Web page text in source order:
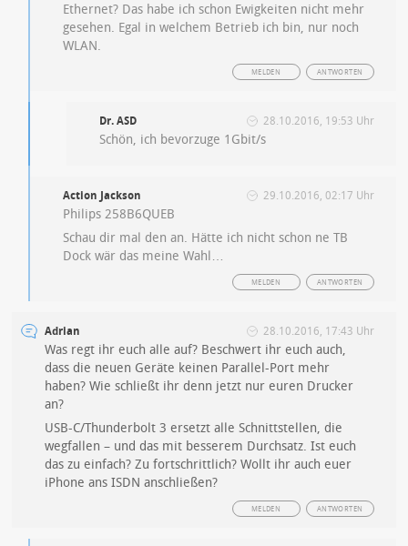
Ethernet? Das habe ich schon Ewigkeiten nicht mehr
gesehen. Egal in welchem Betrieb ich bin, nur noch
WLAN.
ANTWORTEN
MELDEN
Dr. ASD 28.10.2016, 19:53 Uhr
Schön, ich bevorzuge 1Gbit/s
Action Jackson 29.10.2016, 02:17 Uhr
Philips 258B6QUEB
Schau dir mal den an. Hätte ich nicht schon ne TB
Dock wär das meine Wahl…
ANTWORTEN
MELDEN
Adrian 28.10.2016, 17:43 Uhr
Was regt ihr euch alle auf? Beschwert ihr euch auch,
dass die neuen Geräte keinen Parallel-Port mehr
haben? Wie schließt ihr denn jetzt nur euren Drucker
an?
USB-C/Thunderbolt 3 ersetzt alle Schnittstellen, die
wegfallen – und das mit besserem Durchsatz. Ist euch
das zu einfach? Zu fortschrittlich? Wollt ihr auch euer
iPhone ans ISDN anschließen?
ANTWORTEN
MELDEN